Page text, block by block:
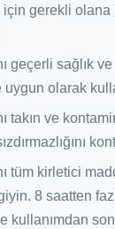
için gerekli olana
geçerli sağlık
olarak
takın ve
tüm kirletici
8 saatten
kullanımdan